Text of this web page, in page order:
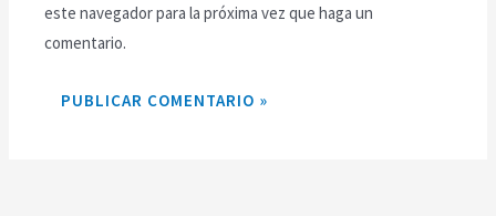
este navegador para la próxima vez que haga un
comentario.